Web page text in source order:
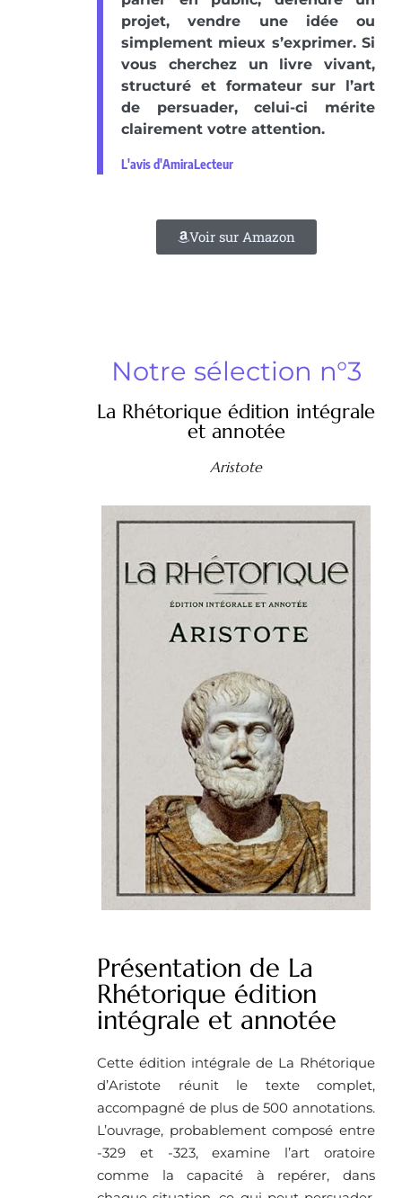
projet, vendre une idée ou
simplement mieux s’exprimer. Si
vous cherchez un livre vivant,
structuré et formateur sur l’art
de persuader, celui-ci mérite
clairement votre attention.
L'avis d'AmiraLecteur
Voir sur Amazon
Notre sélection n°3
La Rhétorique édition intégrale
et annotée
Aristote
Présentation de La
Rhétorique édition
intégrale et annotée
Cette édition intégrale de La Rhétorique
d’Aristote réunit le texte complet,
accompagné de plus de 500 annotations.
L’ouvrage, probablement composé entre
-329 et -323, examine l’art oratoire
comme la capacité à repérer, dans